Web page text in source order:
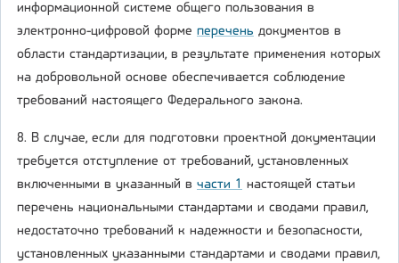
информационной системе общего пользования в
электронно-цифровой форме перечень документов в
области стандартизации, в результате применения которых
на добровольной основе обеспечивается соблюдение
требований настоящего Федерального закона.
8. В случае, если для подготовки проектной документации
требуется отступление от требований, установленных
включенными в указанный в части 1 настоящей статьи
перечень национальными стандартами и сводами правил,
недостаточно требований к надежности и безопасности,
установленных указанными стандартами и сводами правил,